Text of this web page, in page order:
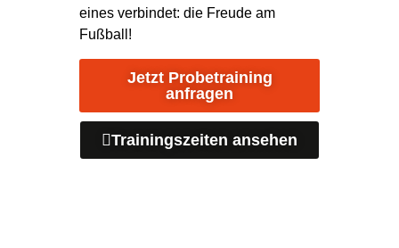
Tischtennis
Indiaca
Dokumente
Probetraining
eines verbindet: die Freude am
Fußball!
Jetzt Probetraining
anfragen
Trainingszeiten ansehen